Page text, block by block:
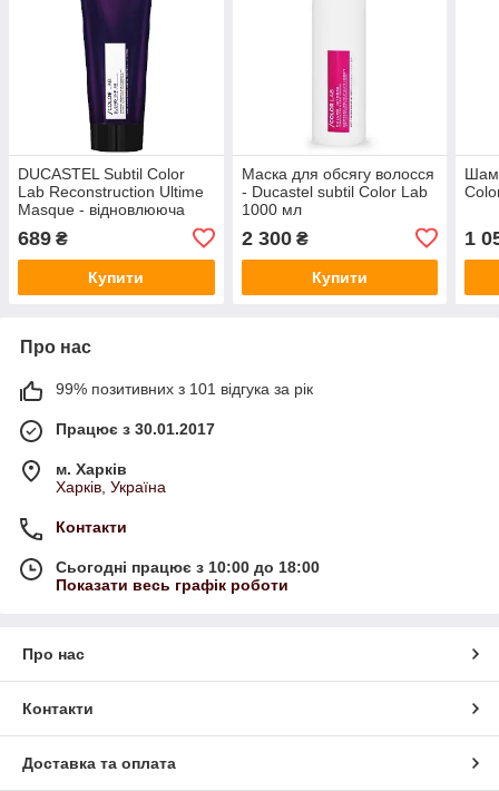
DUCASTEL Subtil Color
Lab Reconstruction Ultime
Masque - відновлююча
Маска для блондинок, 200
мл
689 ₴
Купити
Маска для обсягу волосся
- Ducastel subtil Color Lab
1000 мл
2 300₴
Купити
1
Про нас
99% позитивних з 101 відгука за рік
Працює з 30.01.2017
м. Харків
Харків, Україна
Контакти
Сьогодні працює з 10:00 до 18:00
Показати весь графік роботи
Про нас
Контакти
Доставка та оплата